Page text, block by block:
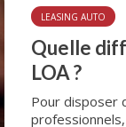
LEASING AUTO
Quelle
LOA ?
Pour disposer